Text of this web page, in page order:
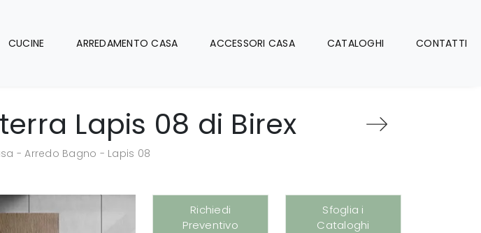
CUCINE ARREDAMENTO CASA ACCESSORI CASA CATALOGHI CONTATTI
Lapis 08 di Birex
-Arredo Bagno - Lapis 08
Richiedi
Preventivo
Sfoglia i
Cataloghi